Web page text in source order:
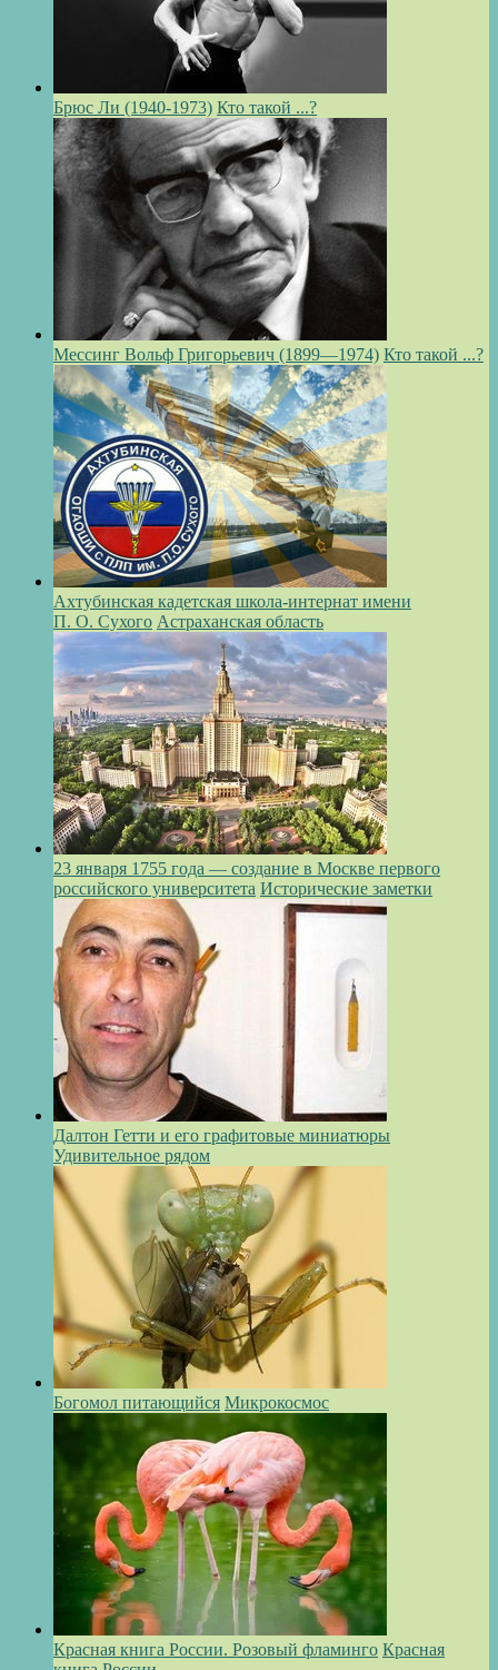
Брюс Ли (1940-1973) Кто такой ...?
Мессинг Вольф Григорьевич (1899—1974) Кто такой ...?
Ахтубинская кадетская школа-интернат имени
П. О. Сухого Астраханская область
23 января 1755 года — создание в Москве первого
российского университета Исторические заметки
Далтон Гетти и его графитовые миниатюры
Удивительное рядом
Богомол питающийся Микрокосмос
Красная книга России. Розовый фламинго Красная